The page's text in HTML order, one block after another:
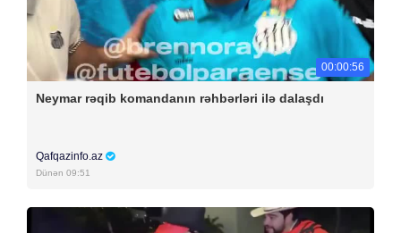
00:00:56
Neymar rəqib komandanın rəhbərləri ilə dalaşdı
Qafqazinfo.az
Dünən 09:51